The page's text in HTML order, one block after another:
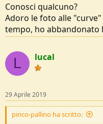
Conosci qualcuno?
Adoro le foto alle
tempo, ho abbandonato
L lucal
29 Aprile 2019
pinco-pallino ha scritto: